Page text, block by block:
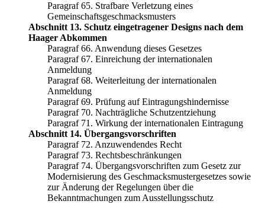
Paragraf 65. Strafbare Verletzung eines
Gemeinschaftsgeschmacksmusters
Abschnitt 13. Schutz eingetragener Designs nach dem
Haager Abkommen
Paragraf 66. Anwendung dieses Gesetzes
Paragraf 67. Einreichung der internationalen
Anmeldung
Paragraf 68. Weiterleitung der internationalen
Anmeldung
Paragraf 69. Prüfung auf Eintragungshindernisse
Paragraf 70. Nachträgliche Schutzentziehung
Paragraf 71. Wirkung der internationalen Eintragung
Abschnitt 14. Übergangsvorschriften
Paragraf 72. Anzuwendendes Recht
Paragraf 73. Rechtsbeschränkungen
Paragraf 74. Übergangsvorschriften zum Gesetz zur
Modernisierung des Geschmacksmustergesetzes sowie
zur Änderung der Regelungen über die
Bekanntmachungen zum Ausstellungsschutz